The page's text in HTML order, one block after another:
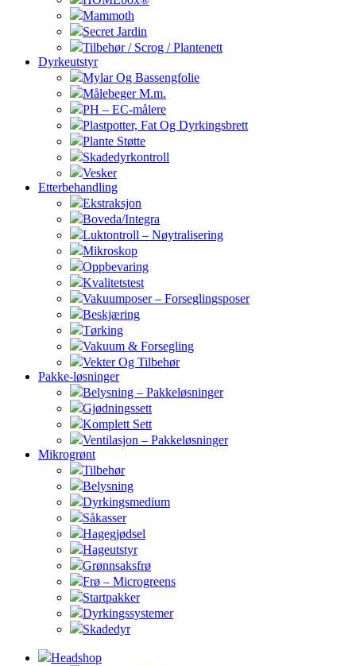
Mammoth
Secret Jardin
Tilbehør / Scrog / Plantenett
Dyrkeutstyr
Mylar Og Bassengfolie
Målebeger M.m.
PH – EC-målere
Plastpotter, Fat Og Dyrkingsbrett
Plante Støtte
Skadedyrkontroll
Vesker
Etterbehandling
Ekstraksjon
Boveda/Integra
Luktontroll – Nøytralisering
Mikroskop
Oppbevaring
Kvalitetstest
Vakuumposer – Forseglingsposer
Beskjæring
Tørking
Vakuum & Forsegling
Vekter Og Tilbehør
Pakke-løsninger
Belysning – Pakkeløsninger
Gjødningssett
Komplett Sett
Ventilasjon – Pakkeløsninger
Mikrogrønt
Tilbehør
Belysning
Dyrkingsmedium
Såkasser
Hagegjødsel
Hageutstyr
Grønnsaksfrø
Frø – Microgreens
Startpakker
Dyrkingssystemer
Skadedyr
Headshop